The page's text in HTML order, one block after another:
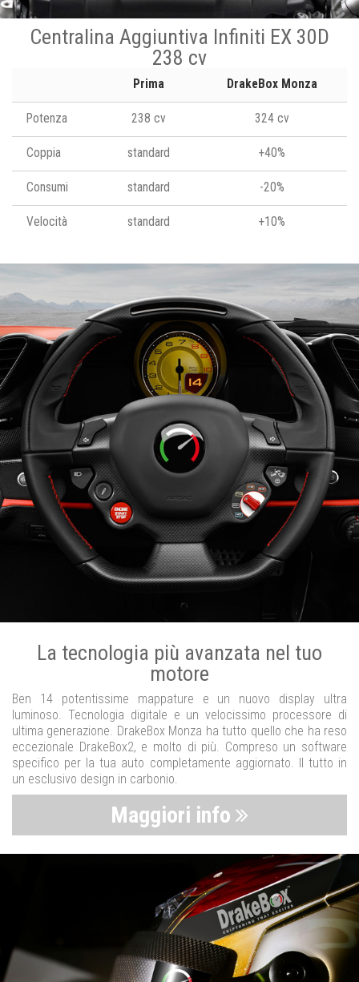
Centralina Aggiuntiva Infiniti EX 30D
238 cv
Prima DrakeBox Monza
Potenza 238 cv 324 cv
Coppia standard +40%
Consumi standard -20%
Velocità standard +10%
La tecnologia più avanzata nel tuo
motore
Ben 14 potentissime mappature e un nuovo display ultra
luminoso. Tecnologia digitale e un velocissimo processore di
ultima generazione. DrakeBox Monza ha tutto quello che ha reso
eccezionale DrakeBox2, e molto di più. Compreso un software
specifico per la tua auto completamente aggiornato. Il tutto in
un esclusivo design in carbonio.
Maggiori info